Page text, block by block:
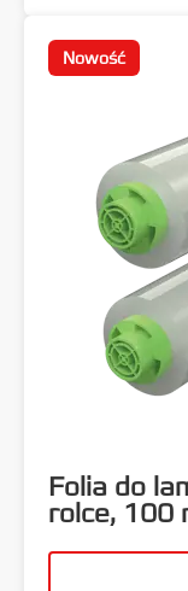
Nowość
Folia do
rolce, 100